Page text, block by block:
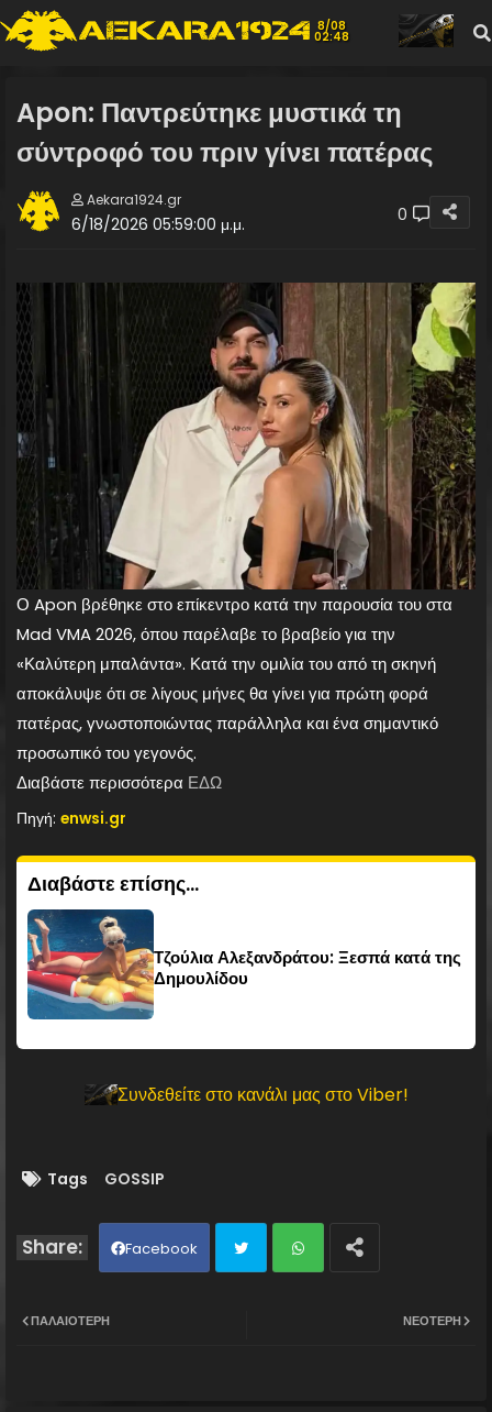
8/08
02:48
Apon: Παντρεύτηκε μυστικά τη
σύντροφό του πριν γίνει πατέρας
Aekara1924.gr
6/18/2026 05:59:00 μ.μ. 0
Ο Apon βρέθηκε στο επίκεντρο κατά την παρουσία του στα
Mad VMA 2026, όπου παρέλαβε το βραβείο για την
«Καλύτερη μπαλάντα». Κατά την ομιλία του από τη σκηνή
αποκάλυψε ότι σε λίγους μήνες θα γίνει για πρώτη φορά
πατέρας, γνωστοποιώντας παράλληλα και ένα σημαντικό
προσωπικό του γεγονός.
Διαβάστε περισσότερα ΕΔΩ
Πηγή: enwsi.gr
Διαβάστε επίσης...
Τζούλια Αλεξανδράτου: Ξεσπά κατά της
Δημουλίδου
Συνδεθείτε στο κανάλι μας στο Viber!
Tags GOSSIP
Facebook
ΝΕΌΤΕΡΗ
ΠΑΛΑΙΌΤΕΡΗ